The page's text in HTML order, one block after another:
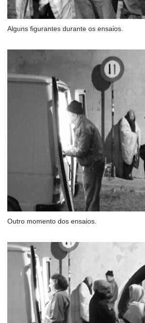
Alguns figurantes durante os ensaios.
Outro momento dos ensaios.